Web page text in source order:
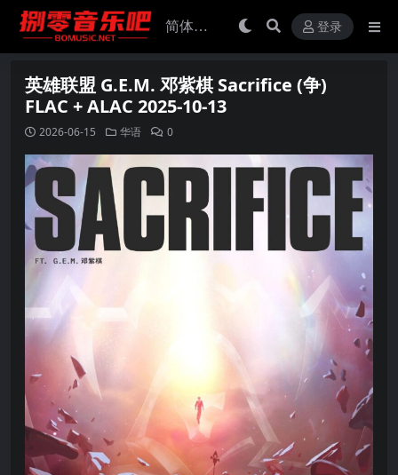
登录
英雄联盟 G.E.M. 邓紫棋 Sacrifice (争)
FLAC + ALAC 2025-10-13
2026-06-15 华语 0